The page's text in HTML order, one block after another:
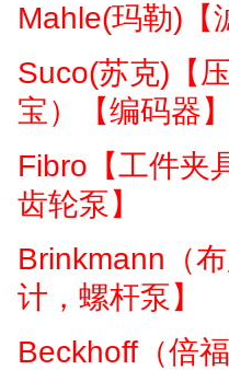
Mahle(玛勒)
Suco(苏克) 【
宝）【编码器
Fibro 【工件
齿轮泵】
Brinkmann （
计，螺杆泵】
Beckhoff （倍